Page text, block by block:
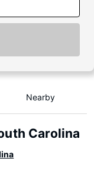
Nearby
Carolina